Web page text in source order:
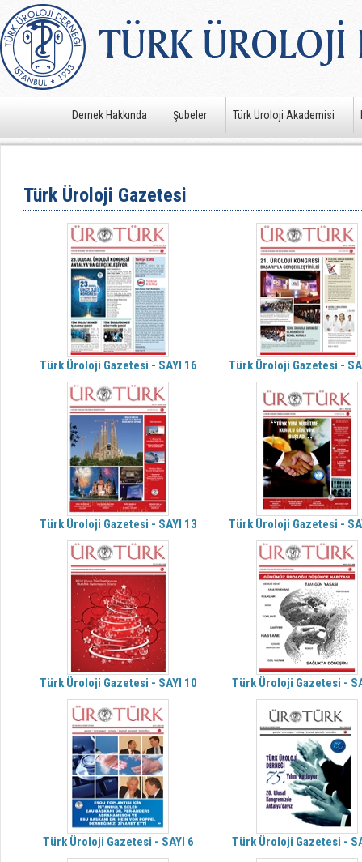
Dernek Hakkında Şubeler Türk Üroloji Akademisi
Türk Üroloji Gazetesi
Türk Üroloji Gazetesi - SAYI 16 Türk Üroloji Gazetesi -
Türk Üroloji Gazetesi - SAYI 13 Türk Üroloji Gazetesi -
Türk Üroloji Gazetesi - SAYI 10 Türk Üroloji Gazetesi -
Türk Üroloji Gazetesi - SAYI 6 Türk Üroloji Gazetesi -